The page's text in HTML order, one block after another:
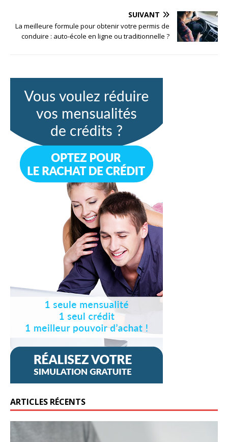
SUIVANT
La meilleure formule pour obtenir votre permis de
conduire : auto-école en ligne ou traditionnelle ?
ARTICLES RÉCENTS